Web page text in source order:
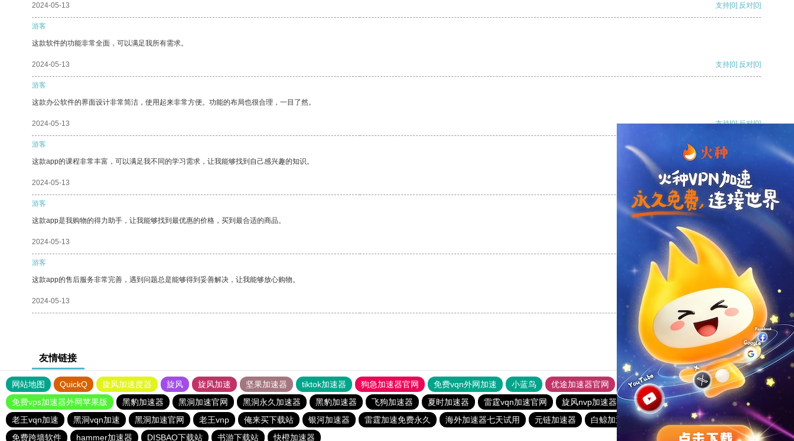
2024-05-13 支持[0] 反对[0]
游客
这款软件的功能非常全面，可以满足我所有需求。
2024-05-13 支持[0] 反对[0]
游客
这款办公软件的界面设计非常简洁，使用起来非常方便。功能的布局也很合理，一目了然。
2024-05-13 支持[0] 反对[0]
游客
这款app的课程非常丰富，可以满足我不同的学习需求，让我能够找到自己感兴趣的知识。
2024-05-13 支持[0] 反对
游客
这款app是我购物的得力助手，让我能够找到最优惠的价格，买到最合适的商品。
2024-05-13 支持
游客
这款app的售后服务非常完善，遇到问题总是能够得到妥善解决，让我能够放心购物。
2024-05-13 支持 反对 [0]
友情链接
网站地图 QuickQ 旋风加速度器 旋风 旋风加速 坚果加速器 tiktok加速器 狗急加速器官网 免费vqn外网加速 小蓝鸟 优途加速器官网 风驰加速器 旋风加速器
八戒看书
免费vps加速器外网苹果版
黑豹加速器 黑洞加速官网 黑洞永久加速器 黑豹加速器 飞狗加速器 夏时加速器 雷霆vqn加速官网 旋风nvp加速器 俺来买下载站
toto加速器
老王vqn加速
黑洞vqn加速 黑洞加速官网 老王vnp 俺来买下载站 银河加速器 雷霆加速免费永久 海外加速器七天试用 元链加速器 白鲸加速器 极光加速器官网
火箭加速器
免费跨墙软件
hammer加速器 DISBAO下载站 书游下载站 快橙加速器